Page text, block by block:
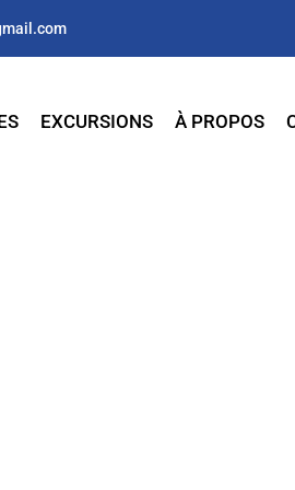
EXCURSIONS À PROPOS